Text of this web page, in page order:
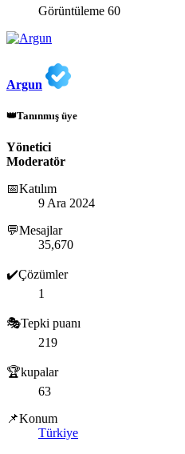
Görüntüleme 60
Argun
👑Tanınmış üye
Yönetici
Moderatör
📅Katılım
9 Ara 2024
💬Mesajlar
35,670
✔️Çözümler
1
🎭Tepki puanı
219
🏆kupalar
63
📌Konum
Türkiye